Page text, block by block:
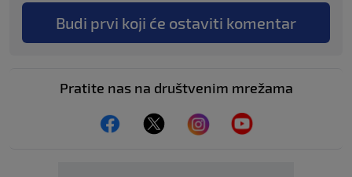
Budi prvi koji će ostaviti komentar
Pratite nas na društvenim mrežama